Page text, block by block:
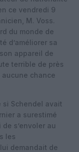
ce vendredi 9
M. Voss.
du monde de
d’améliorer sa
appareil de
terrible de près
aucune chance
si Schendel avait
a surestimé
s’envoler au
les
demandait de